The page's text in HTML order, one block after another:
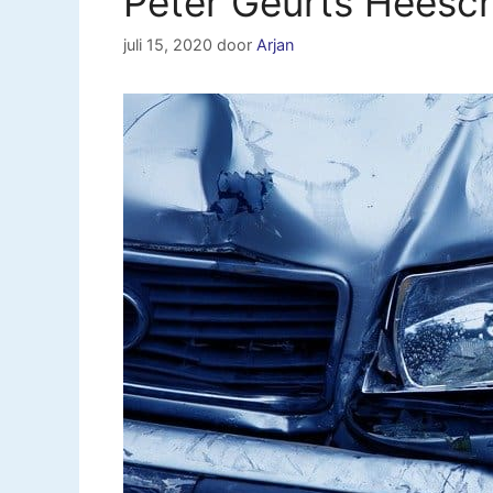
juli 15, 2020 door Arjan